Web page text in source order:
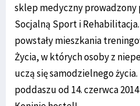
sklep medyczny prowadzony
Socjalną Sport i
powstały mieszkania
Życia, w których osoby z
uczą się samodzielnego
poddaszu od 14. czerwca